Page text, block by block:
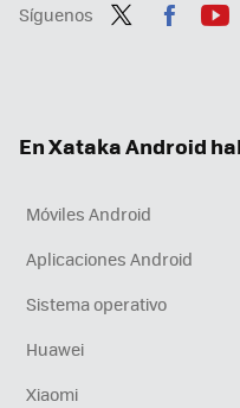
Síguenos
En Xataka Android
Móviles Android
Aplicaciones Android
Sistema operativo
Huawei
Xiaomi